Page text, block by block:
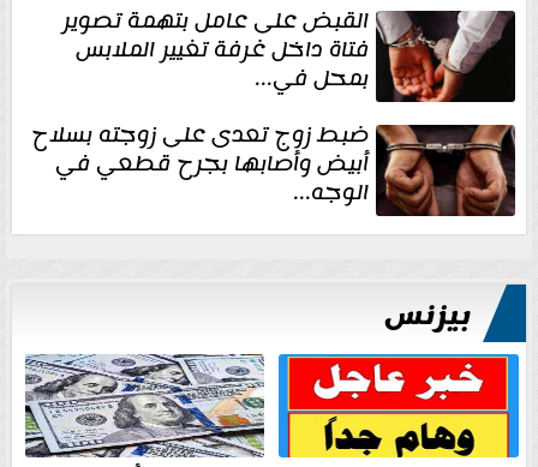
القبض على عامل بتهمة تصوير
فتاة داخل غرفة تغيير الملابس
بمحل في...
ضبط زوج تعدى على زوجته بسلاح
أبيض وأصابها بجرح قطعي في
الوجه...
بيزنس